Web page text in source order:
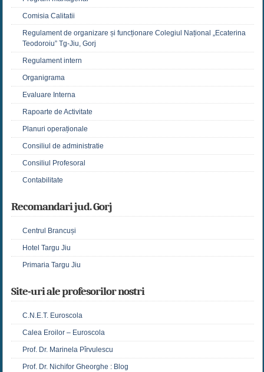
Comisia Calitatii
Regulament de organizare și funcționare Colegiul Național „Ecaterina
Teodoroiu” Tg-Jiu, Gorj
Regulament intern
Organigrama
Evaluare Interna
Rapoarte de Activitate
Planuri operaționale
Consiliul de administratie
Consiliul Profesoral
Contabilitate
Recomandari jud. Gorj
Centrul Brancuși
Hotel Targu Jiu
Primaria Targu Jiu
Site-uri ale profesorilor nostri
C.N.E.T. Euroscola
Calea Eroilor – Euroscola
Prof. Dr. Marinela Pîrvulescu
Prof. Dr. Nichifor Gheorghe : Blog